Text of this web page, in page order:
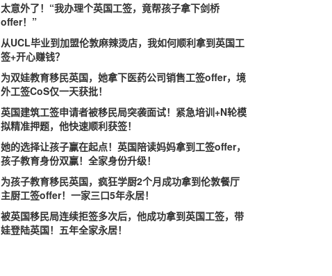
太意外了！“我办理个英国工签，竟帮孩子拿下剑桥
offer！”
从UCL毕业到加盟伦敦麻辣烫店，我如何顺利拿到英国工
签+开心赚钱？
为双娃教育移民英国，她拿下医药公司销售工签offer，境
外工签CoS仅一天获批！
英国建筑工签申请者被移民局突袭面试！紧急培训+N轮模
拟精准押题，他快速顺利获签！
她的选择让孩子赢在起点！英国陪读妈妈拿到工签offer，
孩子教育身份双赢！全家身份升级！
为孩子教育移民英国，疯狂学厨2个月成功拿到伦敦餐厅
主厨工签offer！一家三口5年永居！
被英国移民局连续拒签多次后，他成功拿到英国工签，带
娃登陆英国！五年全家永居！